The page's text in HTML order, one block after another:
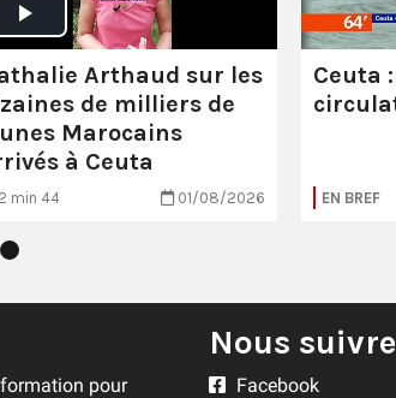
Arthaud sur les
de milliers de
Marocains
à Ceuta
2 min 44 01/08/2026
Ceuta
EN BREF
pour
Nous suivre
Facebook